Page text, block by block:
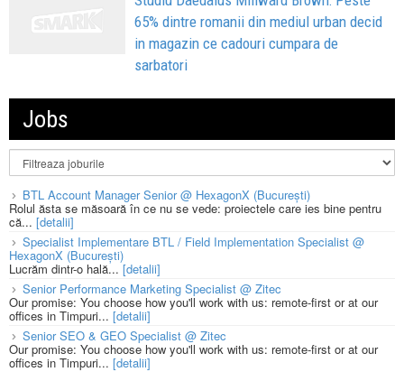
65% dintre romanii din mediul urban decid
in magazin ce cadouri cumpara de
sarbatori
Jobs
BTL Account Manager Senior @ HexagonX (București)
Rolul ăsta se măsoară în ce nu se vede: proiectele care ies bine pentru
că... [detalii]
Specialist Implementare BTL / Field Implementation Specialist @
HexagonX (București)
Lucrăm dintr-o hală...[detalii]
Senior Performance Marketing Specialist @ Zitec
Our promise: You choose how you'll work with us: remote-first or at our
offices in Timpuri... [detalii]
Senior SEO & GEO Specialist @ Zitec
Our promise: You choose how you'll work with us: remote-first or at our
offices in Timpuri... [detalii]